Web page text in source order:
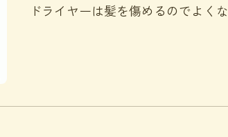
ドライヤーは髪を傷めるのでよく